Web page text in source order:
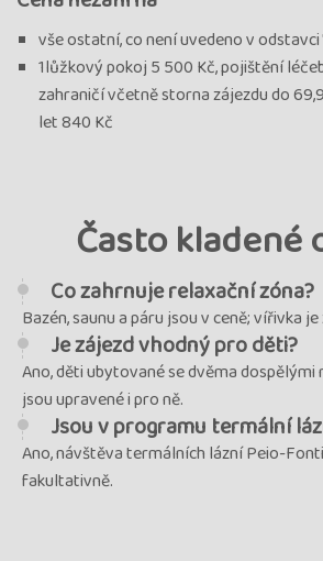
vše ostatní, co není uvedeno v odstavci
1lůžkový pokoj 5 500 Kč, pojištění
zahraničí včetně storna zájezdu do
let 840 Kč
Často kladené
Co zahrnuje relaxační zóna?
Bazén, saunu a páru jsou v ceně; vířivka
Je zájezd vhodný pro děti?
Ano, děti ubytované se dvěma
jsou upravené i pro ně.
Jsou v programu termální
Ano, návštěva termálních lázní Peio-
fakultativně.